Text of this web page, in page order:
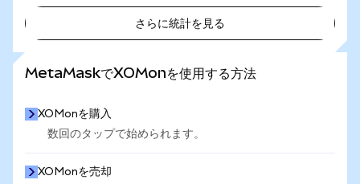
さらに統計を見る
MetaMaskでXOMonを使用する方法
XOMonを購入
数回のタップで始められます。
XOMonを売却